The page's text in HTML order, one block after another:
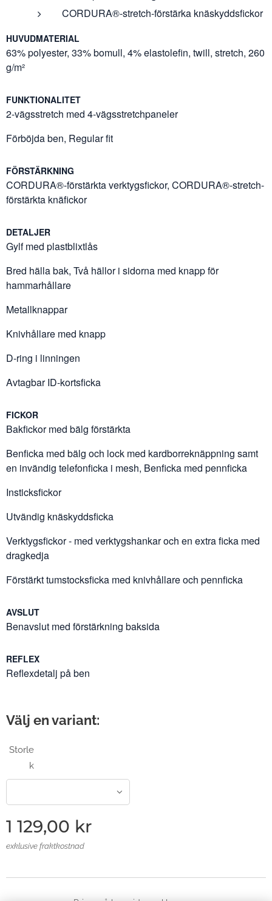
CORDURA®-stretch-förstärka knäskyddsfickor
HUVUDMATERIAL
63% polyester, 33% bomull, 4% elastolefin, twill, stretch, 260
g/m²
FUNKTIONALITET
2-vägsstretch med 4-vägsstretchpaneler
Förböjda ben, Regular fit
FÖRSTÄRKNING
CORDURA®-förstärkta verktygsfickor, CORDURA®-stretch-
förstärkta knäfickor
DETALJER
Gylf med plastblixtlås
Bred hälla bak, Två hällor i sidorna med knapp för
hammarhållare
Metallknappar
Knivhållare med knapp
D-ring i linningen
Avtagbar ID-kortsficka
FICKOR
Bakfickor med bälg förstärkta
Benficka med bälg och lock med kardborreknäppning samt
en invändig telefonficka i mesh, Benficka med pennficka
Insticksfickor
Utvändig knäskyddsficka
Verktygsfickor - med verktygshankar och en extra ficka med
dragkedja
Förstärkt tumstocksficka med knivhållare och pennficka
AVSLUT
Benavslut med förstärkning baksida
REFLEX
Reflexdetalj på ben
Välj en variant:
Storle
k
1 129,00 kr
exklusive fraktkostnad